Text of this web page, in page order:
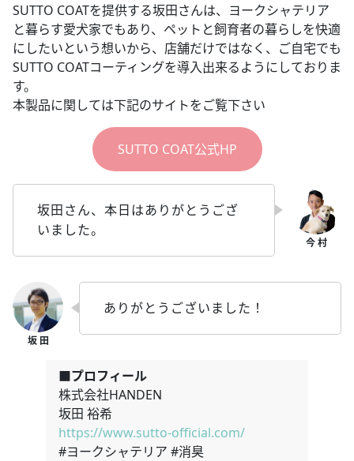
SUTTO COATを提供する坂田さんは、ヨークシャテリア
と暮らす愛犬家でもあり、ペットと飼育者の暮らしを快適
にしたいという想いから、店舗だけではなく、ご自宅でも
SUTTO COATコーティングを導入出来るようにしておりま
す。
本製品に関しては下記のサイトをご覧下さい
SUTTO COAT公式HP
坂田さん、本日はありがとうござ
いました。
ありがとうございました！
■プロフィール
株式会社HANDEN
坂田 裕希
https://www.sutto-official.com/
#ヨークシャテリア #消臭